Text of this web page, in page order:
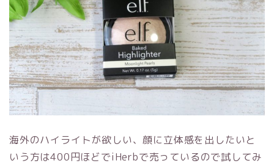
海外のハイライトが欲しい、顔に立体感を出したいと
いう方は400円ほどでiHerbで売っているので試してみ